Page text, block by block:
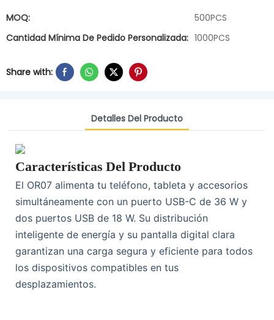
MOQ:
500PCS
Cantidad Mínima De Pedido Personalizada: 1000PCS
Share with:
Detalles Del Producto
Características Del Producto
El OR07 alimenta tu teléfono, tableta y accesorios
simultáneamente con un puerto USB-C de 36 W y
dos puertos USB de 18 W. Su distribución
inteligente de energía y su pantalla digital clara
garantizan una carga segura y eficiente para todos
los dispositivos compatibles en tus
desplazamientos.